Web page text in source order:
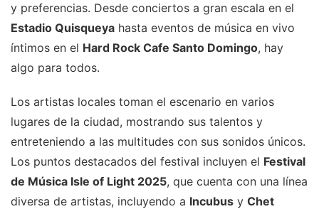
y preferencias. Desde conciertos a gran escala en el
Estadio Quisqueya hasta eventos de música en vivo
íntimos en el Hard Rock Cafe Santo Domingo, hay
algo para todos.
Los artistas locales toman el escenario en varios
lugares de la ciudad, mostrando sus talentos y
entreteniendo a las multitudes con sus sonidos únicos.
Los puntos destacados del festival incluyen el Festival
de Música Isle of Light 2025, que cuenta con una línea
diversa de artistas, incluyendo a Incubus y Chet